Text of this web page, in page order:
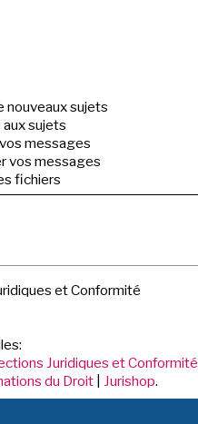
nouveaux sujets
sujets
messages
vos messages
fichiers
et Conformité
Juridiques et Conformité
du Droit
Jurishop.